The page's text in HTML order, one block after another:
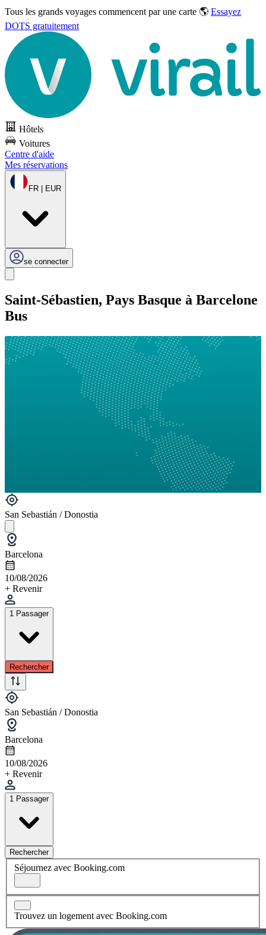
Tous les grands voyages commencent par une carte 🌎 Essayez
DOTS gratuitement
Hôtels
Voitures
Centre d'aide
Mes réservations
FR | EUR
se connecter
Saint-Sébastien, Pays Basque à Barcelone
Bus
San Sebastián / Donostia
Barcelona
10/08/2026
+ Revenir
1 Passager
Rechercher
San Sebastián / Donostia
Barcelona
10/08/2026
+ Revenir
1 Passager
Rechercher
Séjournez avec Booking.com
Trouvez un logement avec Booking.com